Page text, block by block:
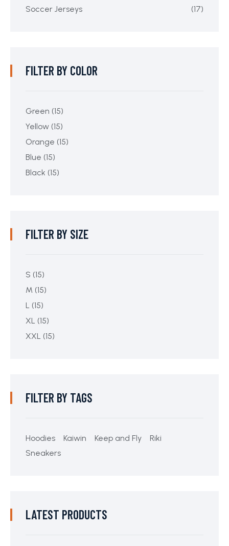
Soccer Jerseys (17)
FILTER BY COLOR
Green (15)
Yellow (15)
Orange (15)
Blue (15)
Black (15)
FILTER BY SIZE
S (15)
M (15)
L (15)
XL (15)
XXL (15)
FILTER BY TAGS
Hoodies Kaiwin Keep and Fly
Riki
Sneakers
LATEST PRODUCTS